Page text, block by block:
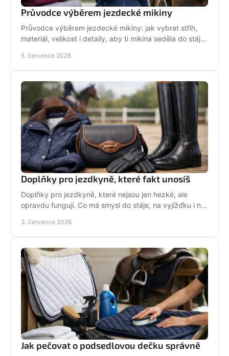
Průvodce výběrem jezdecké mikiny
Průvodce výběrem jezdecké mikiny: jak vybrat střih,
materiál, velikost i detaily, aby ti mikina seděla do stáje,
5. července 2026
Doplňky pro jezdkyně, které fakt unosíš
Doplňky pro jezdkyně, které nejsou jen hezké, ale
opravdu fungují. Co má smysl do stáje, na vyjížďku i na
3. července 2026
Jak pečovat o podsedlovou dečku správně